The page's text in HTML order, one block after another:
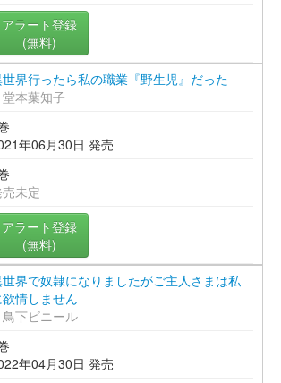
アラート登録
(無料)
界行ったら私の職業『野生児』だった
堂本葉知子
年06月30日 発売
未定
アラート登録
(無料)
界で奴隷になりましたがご主人さまは私
欲情しません
鳥下ビニール
年04月30日 発売